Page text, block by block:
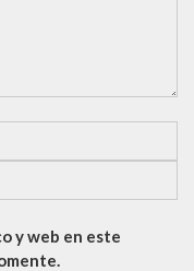
y web en este